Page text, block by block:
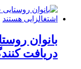
بانوان
دریافت